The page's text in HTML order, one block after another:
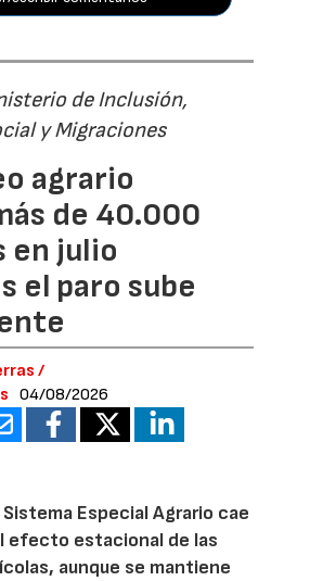
de Inclusión,
y Migraciones
agrario
de 40.000
en julio
el paro sube
/
04/08/2026
Especial Agrario cae
efecto estacional de las
aunque se mantiene